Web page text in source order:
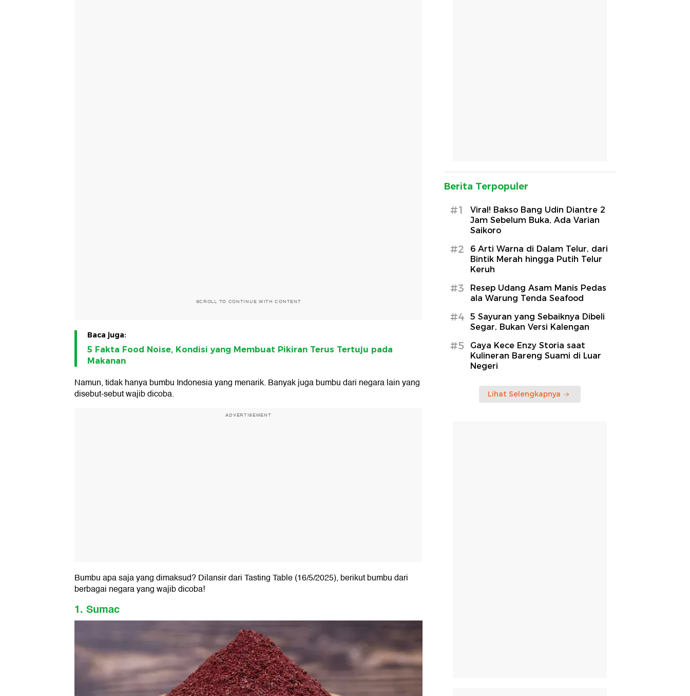
SCROLL TO CONTINUE WITH CONTENT
Baca juga:
5 Fakta Food Noise, Kondisi yang Membuat Pikiran Terus Tertuju pada
Makanan
Namun, tidak hanya bumbu Indonesia yang menarik. Banyak juga bumbu dari negara lain yang
disebut-sebut wajib dicoba.
ADVERTISEMENT
Bumbu apa saja yang dimaksud? Dilansir dari Tasting Table (16/5/2025), berikut bumbu dari
berbagai negara yang wajib dicoba!
1. Sumac
Berita Terpopuler
#1
Viral! Bakso Bang Udin Diantre 2
Jam Sebelum Buka, Ada Varian
Saikoro
#2
6 Arti Warna di Dalam Telur, dari
Bintik Merah hingga Putih Telur
Keruh
#3
Resep Udang Asam Manis Pedas
ala Warung Tenda Seafood
#4
5 Sayuran yang Sebaiknya Dibeli
Segar, Bukan Versi Kalengan
#5
Gaya Kece Enzy Storia saat
Kulineran Bareng Suami di Luar
Negeri
Lihat Selengkapnya